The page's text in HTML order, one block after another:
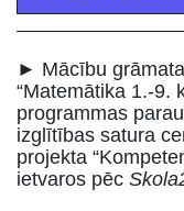
► Mācību
“Matemātika 1.-9.
programmas
izglītības satura
projekta
ietvaros pēc